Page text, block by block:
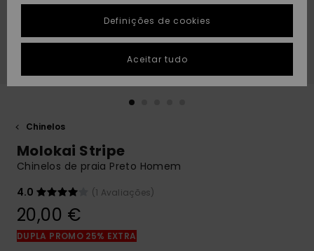
Coleções
Highlights
tamanhos
conversa para
obteres a
resposta mais
rápida à tua
conversa
respostas
para as
frequentes e o
PRESENTE
DESEJO
Chinelos
Molokai Stripe
Chinelos de praia Preto Homem
4.0
(1 Avaliações)
20,00 €
DUPLA PROMO 25% EXTRA
Definições de cookies
Aceitar tudo